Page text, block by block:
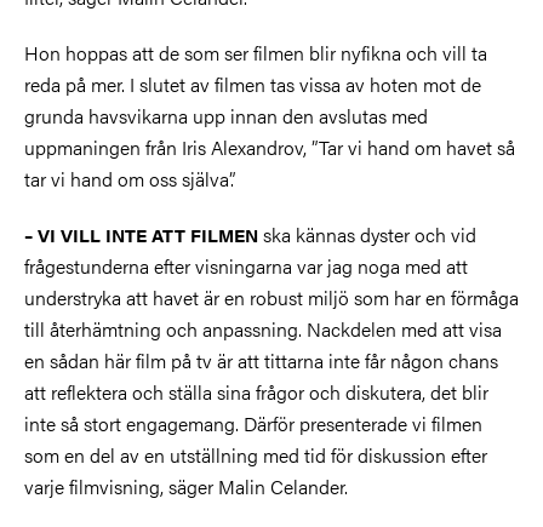
Hon hoppas att de som ser filmen blir nyfikna och vill ta
reda på mer. I slutet av filmen tas vissa av hoten mot de
grunda havsvikarna upp innan den avslutas med
uppmaningen från Iris Alexandrov, ”Tar vi hand om havet så
tar vi hand om oss själva”.
– VI VILL INTE ATT FILMENska kännas dyster och vid
frågestunderna efter visningarna var jag noga med att
understryka att havet är en robust miljö som har en förmåga
till återhämtning och anpassning. Nackdelen med att visa
en sådan här film på tv är att tittarna inte får någon chans
att reflektera och ställa sina frågor och diskutera, det blir
inte så stort engagemang. Därför presenterade vi filmen
som en del av en utställning med tid för diskussion efter
varje filmvisning, säger Malin Celander.